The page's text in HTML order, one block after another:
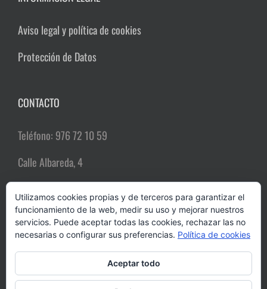
Aviso legal y política de cookies
Protección de Datos
CONTACTO
Teléfono: 976 72 10 59
Calle Albareda, 4
Email:comerciozgz@gmail.com
Utilizamos cookies propias y de terceros para garantizar el
funcionamiento de la web, medir su uso y mejorar nuestros
servicios. Puede aceptar todas las cookies, rechazar las no
necesarias o configurar sus preferencias. Política de cookies
Aceptar todo